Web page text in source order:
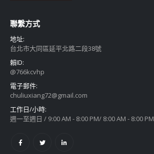
聯繫方式
地址:
台北市大同區延平北路二段38號
賴ID:
@766kcvhp
電子郵件:
chuliuxiang72@gmail.com
工作日/小時:
週一至週日 / 9:00 AM - 8:00 PM/ 8:00 AM - 8:00 PM